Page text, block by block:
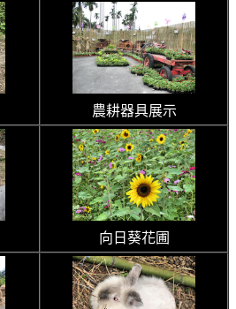
農耕器具展示
向日葵花圃